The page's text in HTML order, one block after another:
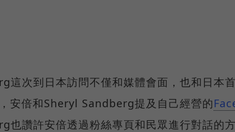
這次到日本訪問不僅和媒體會面，也和日本
安倍和Sheryl Sandberg提及自己經營的
讚許安倍透過粉絲專頁和民眾進行對話的方